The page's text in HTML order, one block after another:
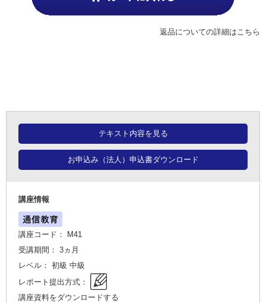
返品についての詳細はこちら
テキスト内容を見る
お申込み（法人）申込書ダウンロード
講座情報
講座コード： M41
受講期間： 3ヵ月
レベル： 初級 中級
レポート提出方式：
講座資料をダウンロードする